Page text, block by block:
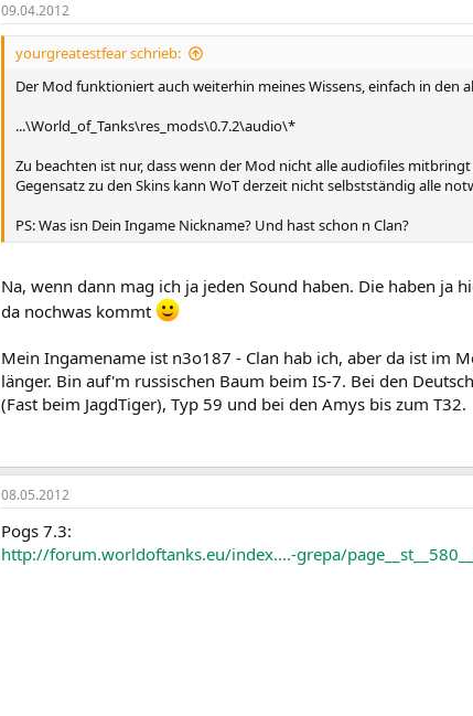
09.04.2012
yourgreatestfear schrieb:
Der Mod funktioniert auch weiterhin meines Wissens, einfach in den
...\World_of_Tanks\res_mods\0.7.2\audio\*
Zu beachten ist nur, dass wenn der Mod nicht alle audiofiles
Gegensatz zu den Skins kann WoT derzeit nicht selbstständig alle
PS: Was isn Dein Ingame Nickname? Und hast schon n Clan?
Na, wenn dann mag ich ja jeden Sound haben. Die haben ja
da nochwas kommt
Mein Ingamename ist n3o187 - Clan hab ich, aber da ist im
länger. Bin auf'm russischen Baum beim IS-7. Bei den
(Fast beim JagdTiger), Typ 59 und bei den Amys bis zum T32.
08.05.2012
Pogs 7.3:
http://forum.worldoftanks.eu/index....-grepa/